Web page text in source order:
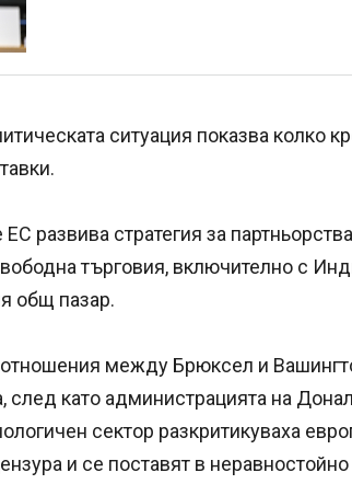
ситуация показва колко
развива стратегия за
търговия, включително с
общ пазар.
между Брюксел и
след като администрацията на
сектор разкритикуваха
и се поставят в